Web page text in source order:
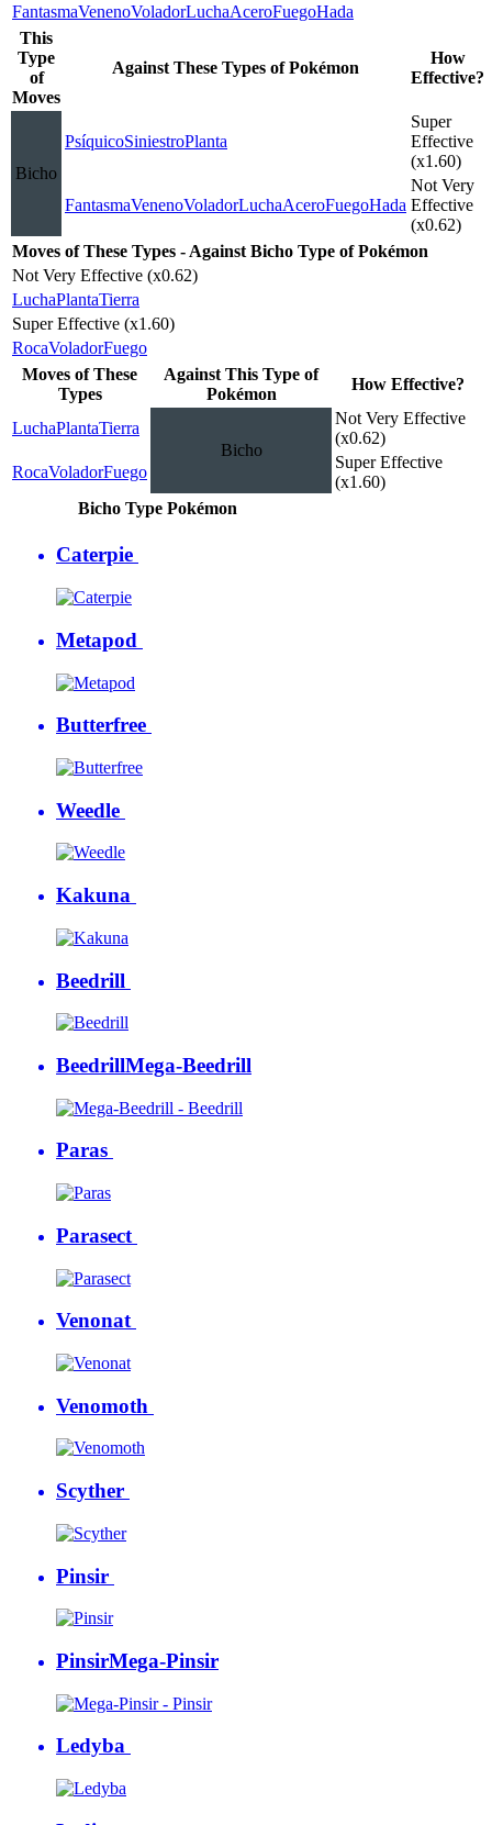
FantasmaVenenoVoladorLuchaAceroFuegoHada
This
Type
of
Moves
Against These Types of Pokémon
How
Effective?
Bicho
PsíquicoSiniestroPlanta
Super
Effective
(x1.60)
FantasmaVenenoVoladorLuchaAceroFuegoHada
Not Very
Effective
(x0.62)
Moves of These Types - Against Bicho Type of Pokémon
Not Very Effective (x0.62)
LuchaPlantaTierra
Super Effective (x1.60)
RocaVoladorFuego
Moves of These
Types
Against This Type of
Pokémon
How Effective?
LuchaPlantaTierra
Bicho
Not Very Effective
(x0.62)
RocaVoladorFuego
Super Effective
(x1.60)
Bicho Type Pokémon
Caterpie
Metapod
Butterfree
Weedle
Kakuna
Beedrill
BeedrillMega-Beedrill
Paras
Parasect
Venonat
Venomoth
Scyther
Pinsir
PinsirMega-Pinsir
Ledyba